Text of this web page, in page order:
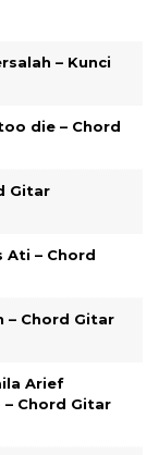
– Kunci
die – Chord
Gitar
Ati – Chord
– Chord Gitar
Arief
– Chord Gitar